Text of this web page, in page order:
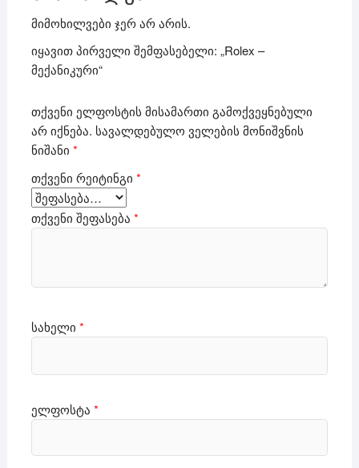
მიმოხილვები ჯერ არ არის.
იყავით პირველი შემფასებელი: „Rolex –
მექანიკური“
თქვენი ელფოსტის მისამართი გამოქვეყნებული
არ იქნება. სავალდებულო ველების მონიშვნის
ნიშანი *
თქვენი რეიტინგი *
თქვენი შეფასება *
სახელი *
ელფოსტა *